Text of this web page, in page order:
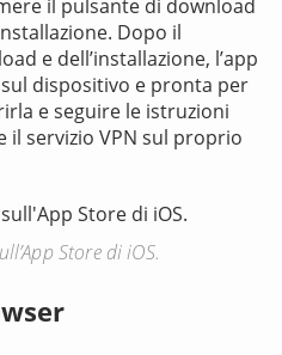
il pulsante di download
Dopo il
e dell’installazione, l’app
dispositivo e pronta per
e seguire le istruzioni
il servizio VPN sul proprio
Store di iOS.